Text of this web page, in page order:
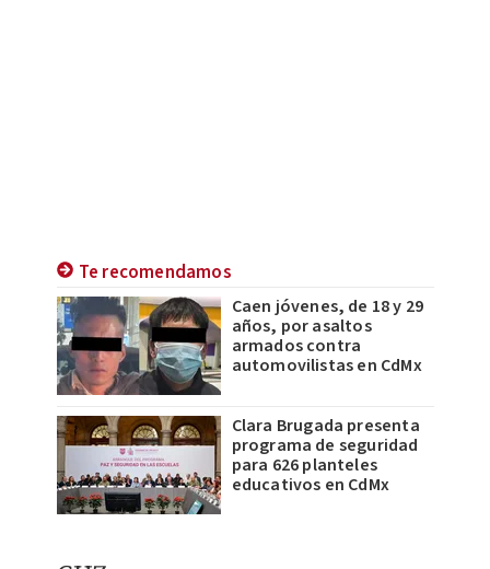
Te recomendamos
Caen jóvenes, de 18 y 29
años, por asaltos
armados contra
automovilistas en CdMx
Clara Brugada presenta
programa de seguridad
para 626 planteles
educativos en CdMx